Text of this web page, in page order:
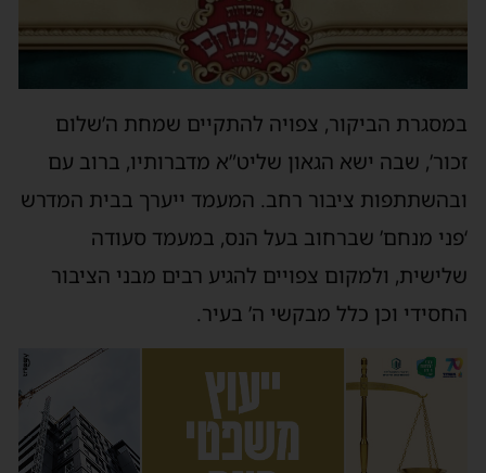
במסגרת הביקור, צפויה להתקיים שמחת ה’שלום
זכור’, שבה ישא הגאון שליט”א מדברותיו, ברוב עם
ובהשתתפות ציבור רחב. המעמד ייערך בבית המדרש
‘פני מנחם’ שברחוב בעל הנס, במעמד סעודה
שלישית, ולמקום צפויים להגיע רבים מבני הציבור
החסידי וכן כלל מבקשי ה’ בעיר.